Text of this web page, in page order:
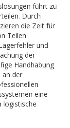
führt zu
Durch
die Zeit für
Teilen
und
der
Handhabung
an der
eine
logistische